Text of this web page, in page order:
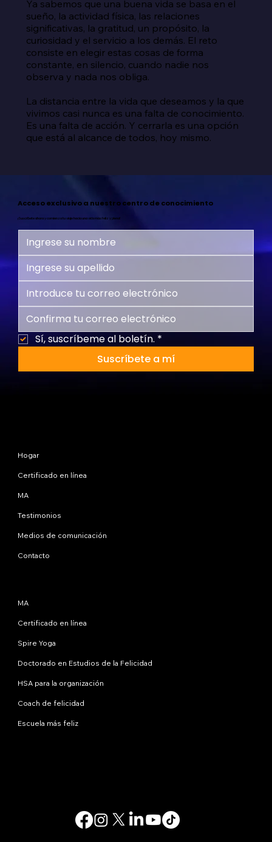
Ya sabemos que una buena vida se basa en el
sueño, la actividad física, las relaciones
significativas, la gratitud, un propósito, la
curiosidad y el servicio a los demás. El reto
consiste en elegir estas cosas de forma
constante, en silencio, cuando nadie nos
observa y nada nos obliga.
La distancia entre la vida que deseamos y la que
vivimos casi nunca es una falta de conocimiento.
Es una falta de acción. Y cerrarla es una opción
que está al alcance de todos, hoy mismo.
Acceso exclusivo a nuestro centro de conocimiento
¡Suscríbete ahora y comienza tu viaje hacia una vida más feliz y plena!
Sí, suscríbeme al boletín. *
Suscríbete a mí
Hogar
Certificado en línea
MA
Testimonios
Medios de comunicación
Contacto
MA
Certificado en línea
Spire Yoga
Doctorado en Estudios de la Felicidad
HSA para la organización
Coach de felicidad
Escuela más feliz